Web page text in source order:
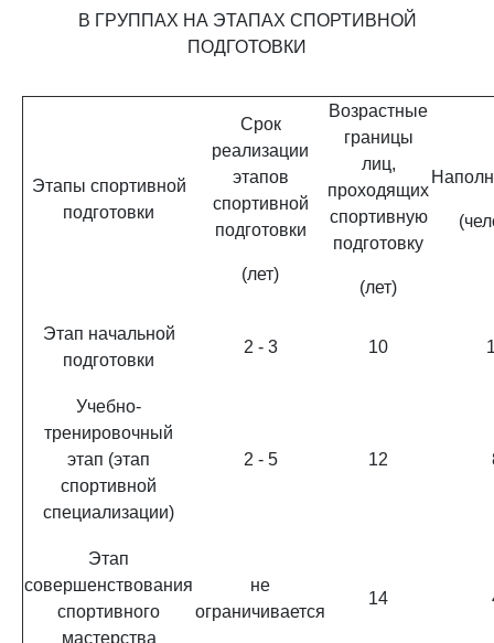
В ГРУППАХ НА ЭТАПАХ СПОРТИВНОЙ
ПОДГОТОВКИ
Этапы спортивной
подготовки
Срок
реализации
этапов
спортивной
подготовки
(лет)
Возрастные
границы
лиц,
проходящих
спортивную
подготовку
(лет)
Этап начальной
подготовки
2 - 3 10
Учебно-
тренировочный
этап (этап
спортивной
специализации)
2 - 5 12
Этап
совершенствования
спортивного
мастерства
не
ограничивается
14